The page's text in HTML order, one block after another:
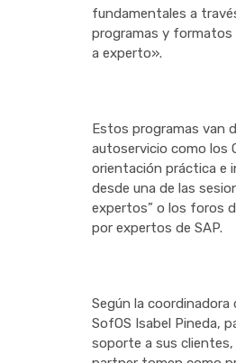
fundamentales a
programas y formatos
a experto».
Estos programas van
autoservicio como los
orientación práctica e
desde una de las
expertos” o los foros
por expertos de SAP.
Según la coordinadora
SofOS Isabel Pineda,
soporte a sus